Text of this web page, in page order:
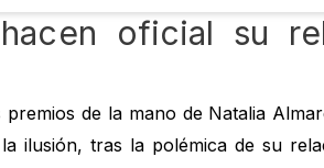
oficial su
de la mano de Natalia
ilusión, tras la polémica de su